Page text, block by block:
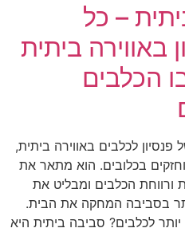
– כל
באווירה ביתית
הכלבים
לכלבים באווירה ביתית,
בכלובים. הוא מתאר את
ורווחת הכלבים ומבליט את
בסביבה המחקה את הבית.
לכלבים? סביבה ביתית היא